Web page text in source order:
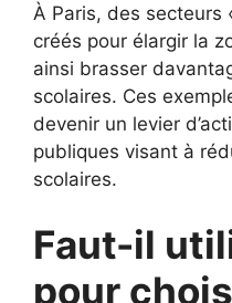
À Paris, des secteurs
créés pour élargir la
ainsi brasser
scolaires. Ces
devenir un levier
publiques visant à
scolaires.
Faut-il
pour